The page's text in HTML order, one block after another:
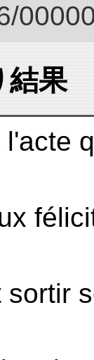
結果
sortir